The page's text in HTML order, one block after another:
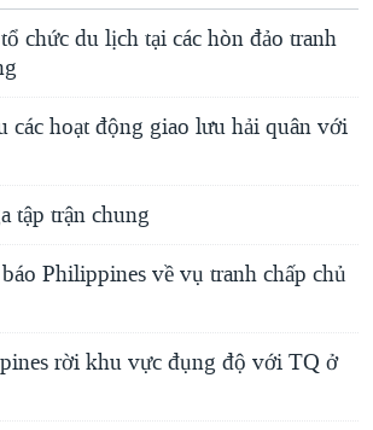
chức du lịch tại các hòn đảo tranh
các hoạt động giao lưu hải quân với
tập trận chung
Philippines về vụ tranh chấp chủ
rời khu vực đụng độ với TQ ở